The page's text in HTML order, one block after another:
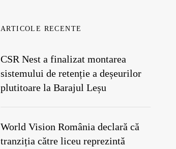
ARTICOLE RECENTE
CSR Nest a finalizat montarea
sistemului de retenție a deșeurilor
plutitoare la Barajul Leșu
World Vision România declară că
tranziția către liceu reprezintă